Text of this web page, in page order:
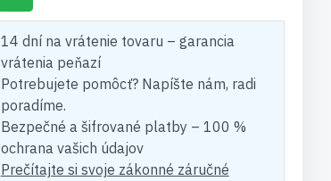
14 dní na vrátenie tovaru – garancia
vrátenia peňazí
Potrebujete pomôcť? Napíšte nám, radi
poradíme.
Bezpečné a šifrované platby – 100 %
ochrana vašich údajov
Prečítajte si svoje zákonné záručné